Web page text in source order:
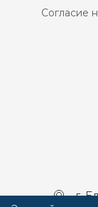
Согласие
г.